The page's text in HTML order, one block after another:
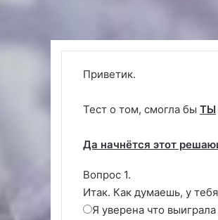
Приветик.
Тест о том, смогла бы ТЫ
Да начнётся этот
Вопрос 1.
Итак. Как думаешь, у
Я уверена что выиграла